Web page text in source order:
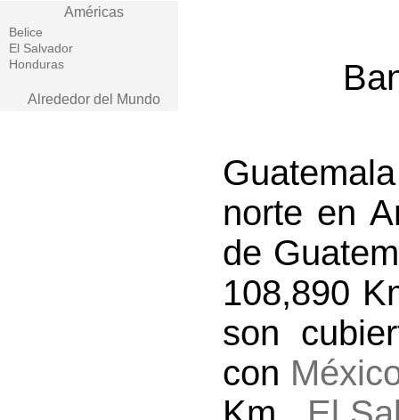
Américas
Belice
El Salvador
Honduras
Alrededor del Mundo
norte en
de
108,890
son
con